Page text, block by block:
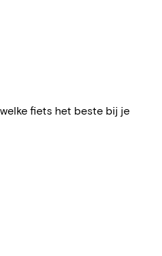
fiets het beste bij je